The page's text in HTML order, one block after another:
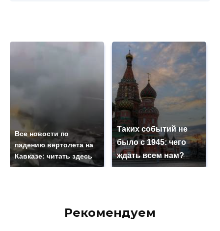
Все новости по
падению вертолета на
Кавказе: читать здесь
Таких событий не
было с 1945: чего
ждать всем нам?
Рекомендуем